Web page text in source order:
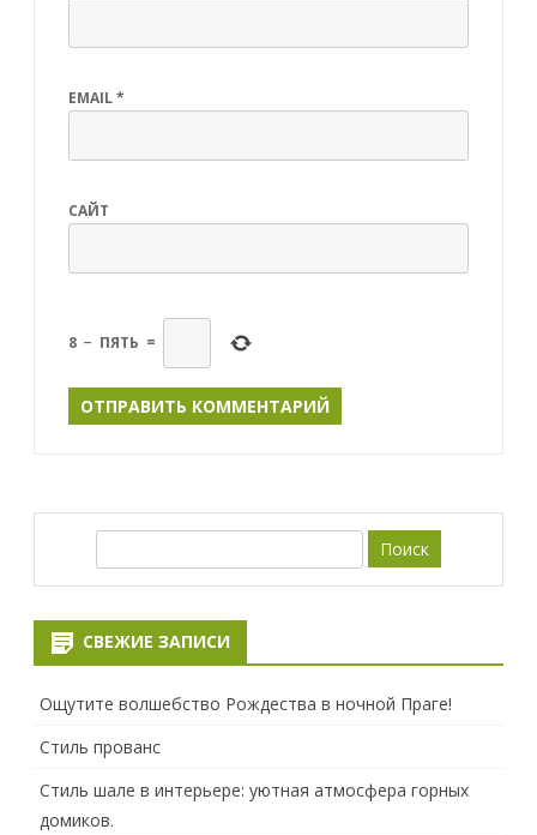
EMAIL*
САЙТ
8 − ПЯТЬ =
СВЕЖИЕ ЗАПИСИ
Ощутите волшебство Рождества в ночной Праге!
Стиль прованс
Стиль шале в интерьере: уютная атмосфера горных
домиков.